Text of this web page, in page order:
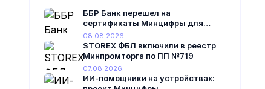
ББР Банк перешел на
сертификаты Минцифры для
онлайн-сервисов
08.08.2026
STOREX ФБЛ включили в реестр
Минпромторга по ПП №719
07.08.2026
ИИ-помощники на устройствах: